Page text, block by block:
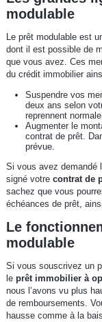
modulable
Le prêt modulable est
dont il est possible de
que vous avez. Ces
du crédit immobilier
Suspendre vos
deux ans selon
reprennent
Augmenter le
contrat de prêt.
prévue.
Si vous avez demandé
signé votre contrat de
sachez que vous
échéances de prêt,
Le
modulable
Si vous souscrivez un
le prêt immobilier à
nous l’avons vu plus
de remboursements.
hausse comme à la